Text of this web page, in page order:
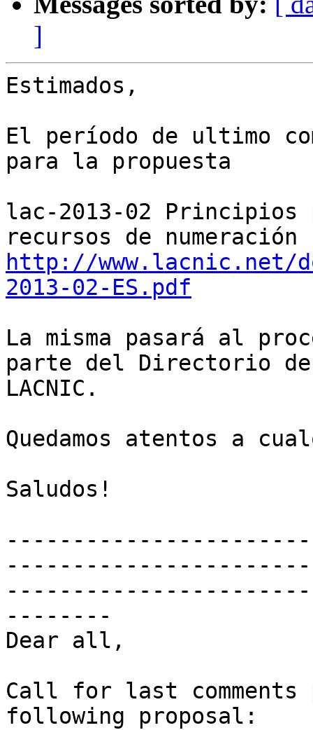
]
Estimados,
El período de ultimo
para la propuesta
lac-2013-02
http://www.lacnic.net/
2013-02-ES.pdf
La misma pasará al
parte del Directorio
LACNIC.
Quedamos atentos a
Saludos!
--------
Dear all,
Call for last comments
following proposal: